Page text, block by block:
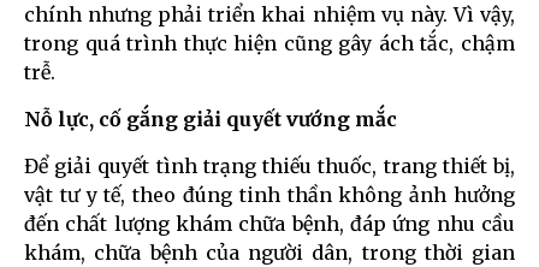
chính nhưng phải triển khai nhiệm vụ này. Vì vậy,
trong quá trình thực hiện cũng gây ách tắc, chậm
trễ.
Nỗ lực, cố gắng giải quyết vướng mắc
Để giải quyết tình trạng thiếu thuốc, trang thiết bị,
vật tư y tế, theo đúng tinh thần không ảnh hưởng
đến chất lượng khám chữa bệnh, đáp ứng nhu cầu
khám, chữa bệnh của người dân, trong thời gian